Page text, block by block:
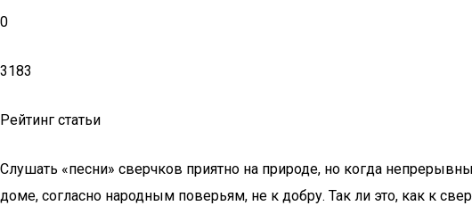
0
3183
Рейтинг статьи
Слушать «песни» сверчков приятно на природе, но когда
доме, согласно народным поверьям, не к добру. Так ли это, как к